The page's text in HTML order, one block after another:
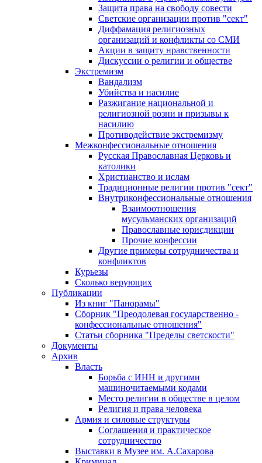
Защита права на свободу совести
Светские организации против "сект"
Диффамация религиозных
организаций и конфликты со СМИ
Акции в защиту нравственности
Дискуссии о религии и обществе
Экстремизм
Вандализм
Убийства и насилие
Разжигание национальной и
религиозной розни и призывы к
насилию
Противодействие экстремизму
Межконфессиональные отношения
Русская Православная Церковь и
католики
Христианство и ислам
Традиционные религии против "сект"
Внутриконфессиональные отношения
Взаимоотношения
мусульманских организаций
Православные юрисдикции
Прочие конфессии
Другие примеры сотрудничества и
конфликтов
Курьезы
Сколько верующих
Публикации
Из книг "Панорамы"
Сборник "Преодолевая государственно -
конфессиональные отношения"
Статьи сборника "Пределы светскости"
Документы
Архив
Власть
Борьба с ИНН и другими
машиночитаемыми кодами
Место религии в обществе в целом
Религия и права человека
Армия и силовые структуры
Соглашения и практическое
сотрудничество
Выставки в Музее им. А.Сахарова